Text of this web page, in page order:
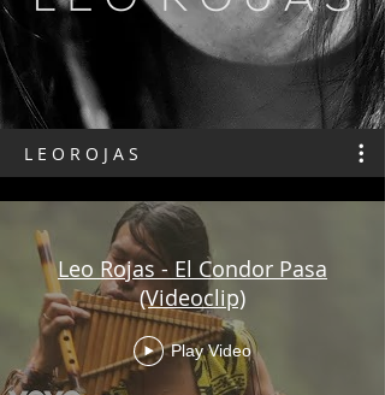
L E O R O J A S
Leo Rojas - El Condor Pasa
(Videoclip)
Play Video